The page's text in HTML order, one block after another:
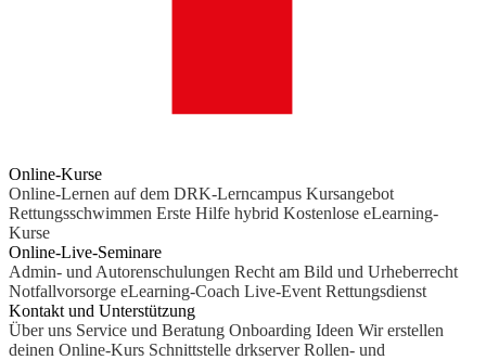
Online-Kurse
Online-Lernen auf dem DRK-Lerncampus Kursangebot
Rettungsschwimmen Erste Hilfe hybrid Kostenlose eLearning-
Kurse
Online-Live-Seminare
Admin- und Autorenschulungen Recht am Bild und Urheberrecht
Notfallvorsorge eLearning-Coach Live-Event Rettungsdienst
Kontakt und Unterstützung
Über uns Service und Beratung Onboarding Ideen Wir erstellen
deinen Online-Kurs Schnittstelle drkserver Rollen- und